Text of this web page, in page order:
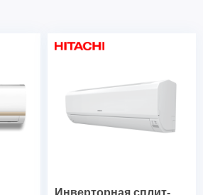
Инверторная сплит-